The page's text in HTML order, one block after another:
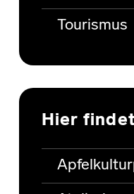
Tourismus
Hier